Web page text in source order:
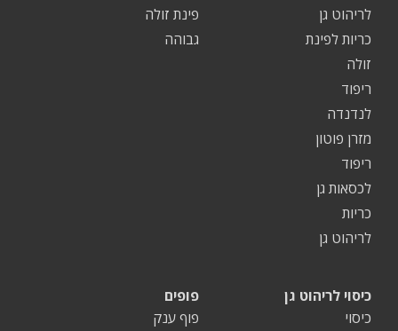
פינת זולה
גבוהה
לריהוט גן
כריות לפינת
זולה
ריפוד
לנדנדה
מזרן פוטון
ריפוד
לכסאות גן
כריות
לריהוט גן
פופים
פוף ענק
כיסוי לריהוט גן
כיסוי